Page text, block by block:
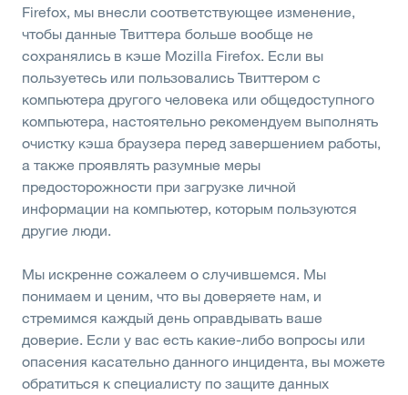
Firefox, мы внесли соответствующее изменение,
чтобы данные Твиттера больше вообще не
сохранялись в кэше Mozilla Firefox. Если вы
пользуетесь или пользовались Твиттером с
компьютера другого человека или общедоступного
компьютера, настоятельно рекомендуем выполнять
очистку кэша браузера перед завершением работы,
а также проявлять разумные меры
предосторожности при загрузке личной
информации на компьютер, которым пользуются
другие люди.
Мы искренне сожалеем о случившемся. Мы
понимаем и ценим, что вы доверяете нам, и
стремимся каждый день оправдывать ваше
доверие. Если у вас есть какие-либо вопросы или
опасения касательно данного инцидента, вы можете
обратиться к специалисту по защите данных